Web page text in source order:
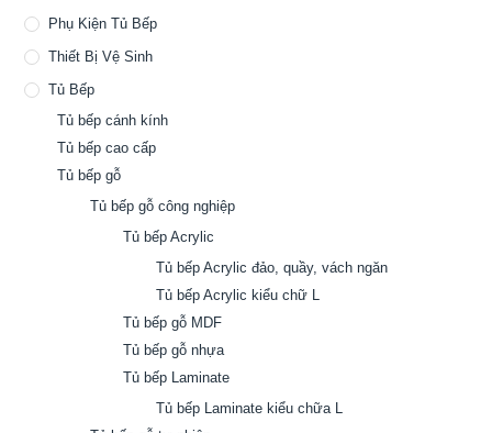
Phụ Kiện Tủ Bếp
Thiết Bị Vệ Sinh
Tủ Bếp
Tủ bếp cánh kính
Tủ bếp cao cấp
Tủ bếp gỗ
Tủ bếp gỗ công nghiệp
Tủ bếp Acrylic
Tủ bếp Acrylic đảo, quầy, vách ngăn
Tủ bếp Acrylic kiểu chữ L
Tủ bếp gỗ MDF
Tủ bếp gỗ nhựa
Tủ bếp Laminate
Tủ bếp Laminate kiểu chữa L